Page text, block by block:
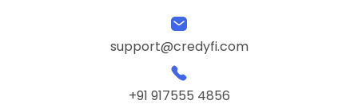
support@credyfi.com
+91 917555 4856